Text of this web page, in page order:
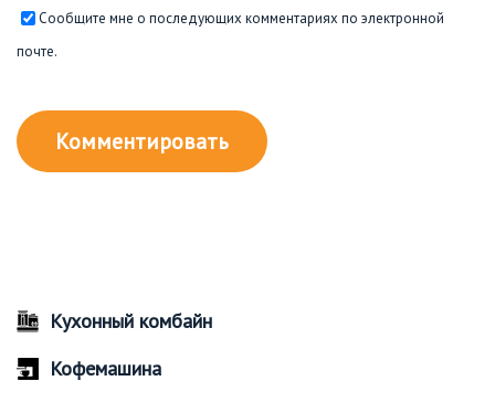
Сообщите мне о последующих комментариях по электронной
почте.
Кухонный комбайн
Кофемашина